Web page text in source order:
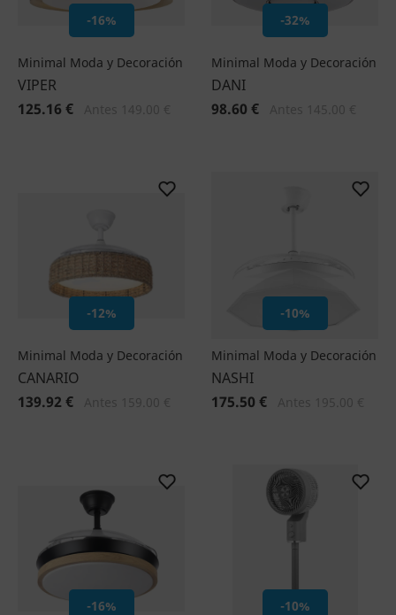
-16%
Minimal Moda y Decoración
VIPER
125.16 €
-32%
Minimal Moda y Decoración
DANI
98.60 €
-12%
Minimal Moda y Decoración
CANARIO
139.92 €
-10%
Minimal Moda y Decoración
NASHI
175.50 €
-16% -10%